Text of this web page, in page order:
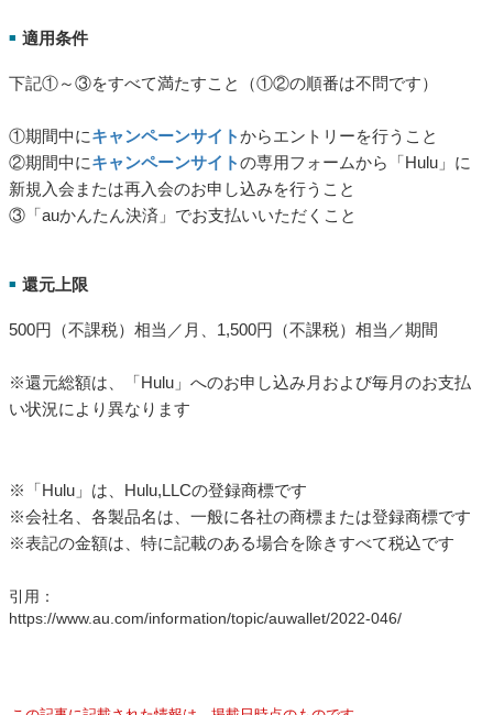
適用条件
下記①～③をすべて満たすこと（①②の順番は不問です）
①期間中に キャンペーンサイト からエントリーを行うこと
②期間中に キャンペーンサイト の専用フォームから「Hulu」に
■ 還元上限
500円（不課税）相当／月、1,500円（不課税）相当／期間
※「Hulu」は、Hulu,LLCの登録商標です
※表記の金額は、特に記載のある場合を除きすべて税込です